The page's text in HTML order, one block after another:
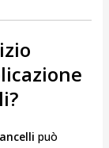
può